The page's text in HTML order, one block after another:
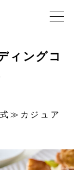
ィングコ
≫カジュア